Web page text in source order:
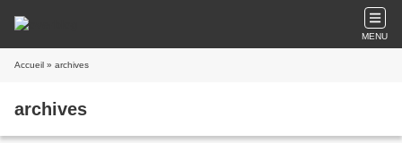
MENU
Accueil » archives
archives